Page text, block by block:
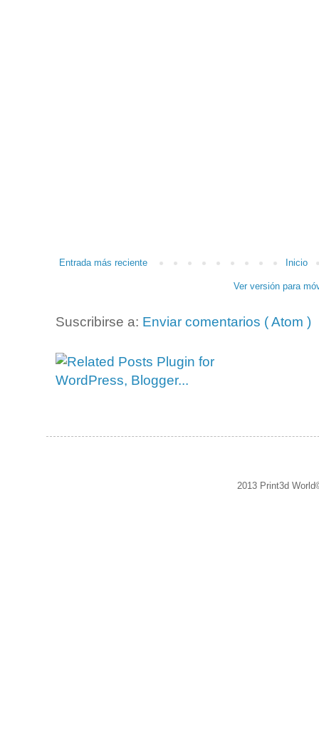
Entrada más reciente Inicio
Ver versión para
Suscribirse a: Enviar comentarios ( Atom )
2013 Print3d